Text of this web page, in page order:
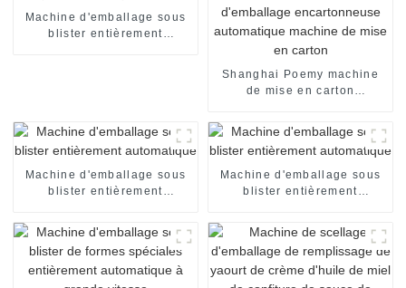
Machine d'emballage sous
blister entièrement
Shanghai Poemy machine
de mise en carton
d'emballage encartonneuse
automatique machine de
mise en carton
Machine d'emballage sous
blister entièrement
Machine d'emballage sous
blister entièrement